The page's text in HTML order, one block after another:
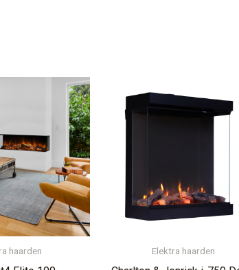
haarden Elektra haarden